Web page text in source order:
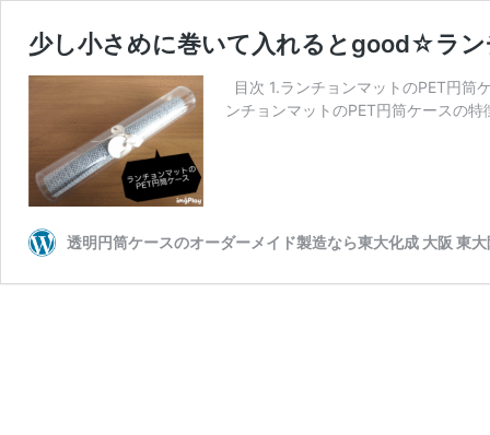
少し小さめに巻いて入れるとgood☆ラ
目次 1.ランチョンマットのPET円筒
ンチョンマットのPET円筒ケースの
透明円筒ケースのオーダーメイド製造なら東大化成 大阪 東大